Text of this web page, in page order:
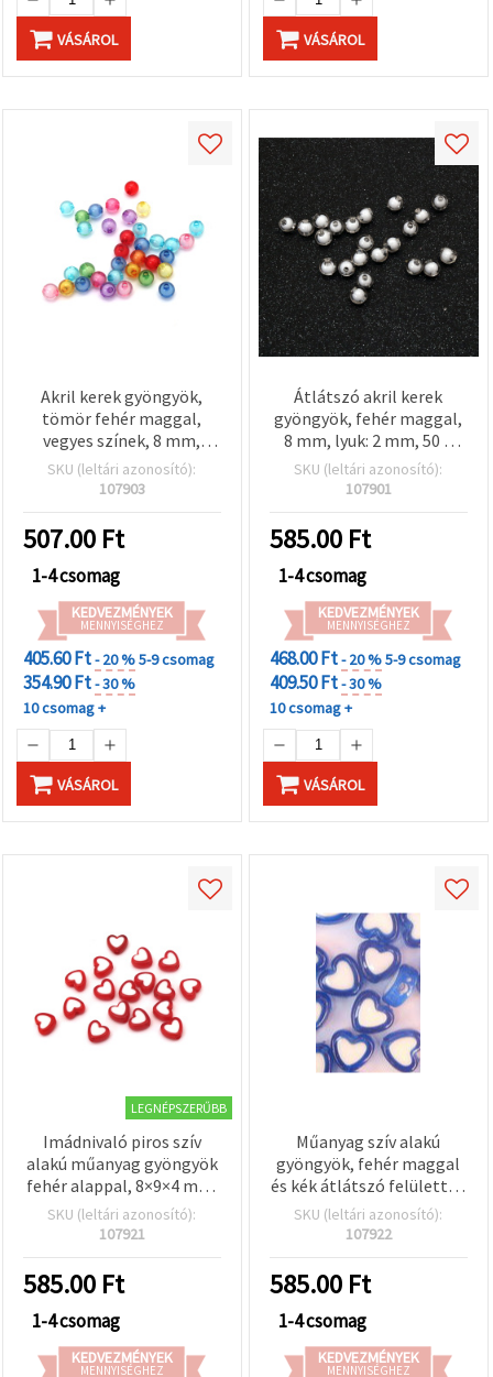
VÁSÁROL VÁSÁROL
Akril kerek gyöngyök,
tömör fehér maggal,
vegyes színek, 8 mm,
furat: 2 mm, 50 g (~170
db)
SKU (leltári azonosító):
107903
507.00 Ft
1-4 csomag
KEDVEZMÉNYEK
MENNYISÉGHEZ
405.60 Ft- 20 %5-9 csomag
354.90 Ft- 30 %
10 csomag +
VÁSÁROL
Átlátszó akril kerek
gyöngyök, fehér maggal,
8 mm, lyuk: 2 mm, 50 g
(~172 db)
SKU (leltári azonosító):
107901
585.00 Ft
1-4 csomag
KEDVEZMÉNYEK
MENNYISÉGHEZ
468.00 Ft- 20 %5-9 csomag
409.50 Ft- 30 %
10 csomag +
VÁSÁROL
LEGNÉPSZERŰBB
Imádnivaló piros szív
alakú műanyag gyöngyök
fehér alappal, 8×9×4 mm,
furat 1,5 mm – 20 g (~110
db) – tökéletes
ékszerkészítéshez és
kreatív DIY kézműves
projektekhez
SKU (leltári azonosító):
107921
585.00 Ft
1-4 csomag
KEDVEZMÉNYEK
MENNYISÉGHEZ
Műanyag szív alakú
gyöngyök, fehér maggal
és kék átlátszó felülettel,
8x9x4 mm, furat: 1,5 mm,
20 g (~110 db)
SKU (leltári azonosító):
107922
585.00 Ft
1-4 csomag
KEDVEZMÉNYEK
MENNYISÉGHEZ